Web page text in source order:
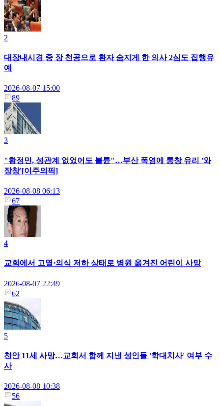
2
대장내시경 중 장 천공으로 환자 숨지게 한 의사 2심도 집행유
예
2026-08-07 15:00
89
3
"황정민, 성관계 없었어도 불륜"…부산 폭염에 통창 유리 '와
장창'[이주의픽]
2026-08-08 06:13
67
4
교회에서 고열·의식 저하 상태로 병원 옮겨진 어린이 사망
2026-08-07 22:49
62
5
천안 11세 사망…교회서 함께 지낸 성인들 '학대치사' 여부 수
사
2026-08-08 10:38
56